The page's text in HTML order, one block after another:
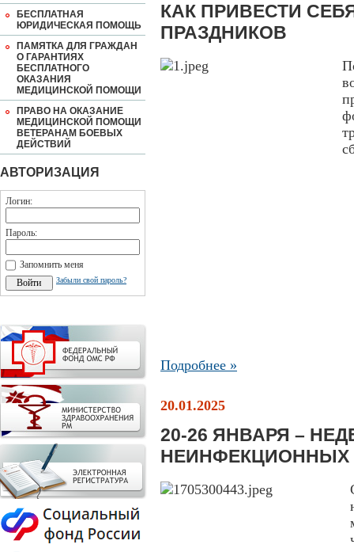
БЕСПЛАТНАЯ
ЮРИДИЧЕСКАЯ ПОМОЩЬ
ПАМЯТКА ДЛЯ ГРАЖДАН
О ГАРАНТИЯХ
БЕСПЛАТНОГО
ОКАЗАНИЯ
МЕДИЦИНСКОЙ ПОМОЩИ
ПРАВО НА ОКАЗАНИЕ
МЕДИЦИНСКОЙ ПОМОЩИ
ВЕТЕРАНАМ БОЕВЫХ
ДЕЙСТВИЙ
АВТОРИЗАЦИЯ
Логин:
Пароль:
Запомнить меня
Забыли свой пароль?
КАК ПРИВЕСТИ
ПРАЗДНИКОВ
Подробнее »
20.01.2025
20-26 ЯНВАРЯ –
НЕИНФЕКЦИОННЫХ